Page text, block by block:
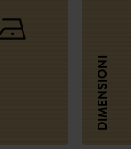
DIMENSIONI